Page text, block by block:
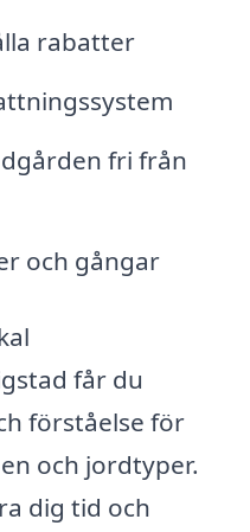
rabatter
fri från
och gångar
får du
förståelse för
och jordtyper.
dig tid och